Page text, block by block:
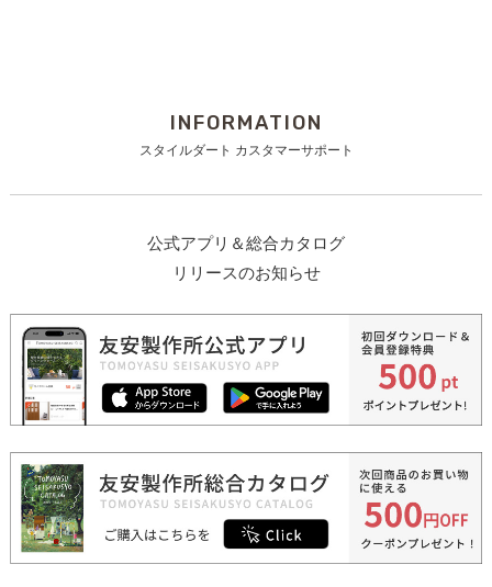
INFORMATION
スタイルダート カスタマーサポート
公式アプリ＆総合カタログ
リリースのお知らせ